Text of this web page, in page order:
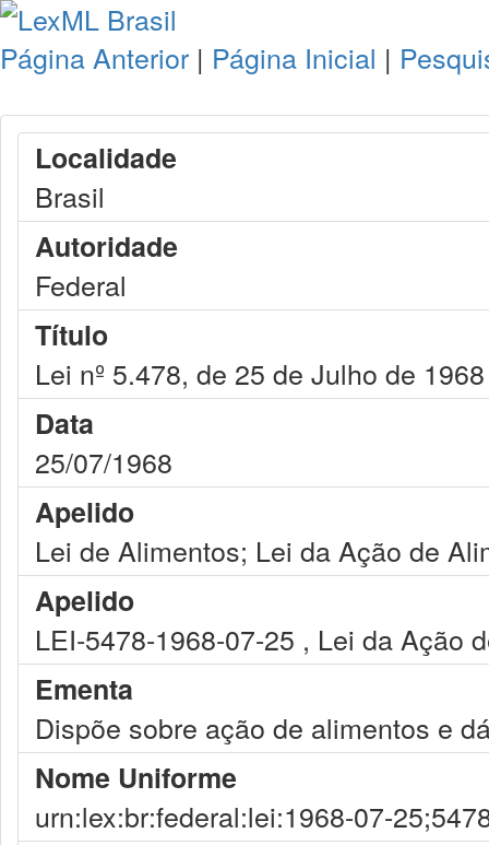
Página Anterior | Página Inicial |
Localidade
Brasil
Autoridade
Federal
Título
Lei nº 5.478, de 25 de Julho de 1968
Data
25/07/1968
Apelido
Lei de Alimentos; Lei da Ação de
Apelido
LEI-5478-1968-07-25 , Lei da Ação
Ementa
Dispõe sobre ação de alimentos e
Nome Uniforme
urn:lex:br:federal:lei:1968-07-